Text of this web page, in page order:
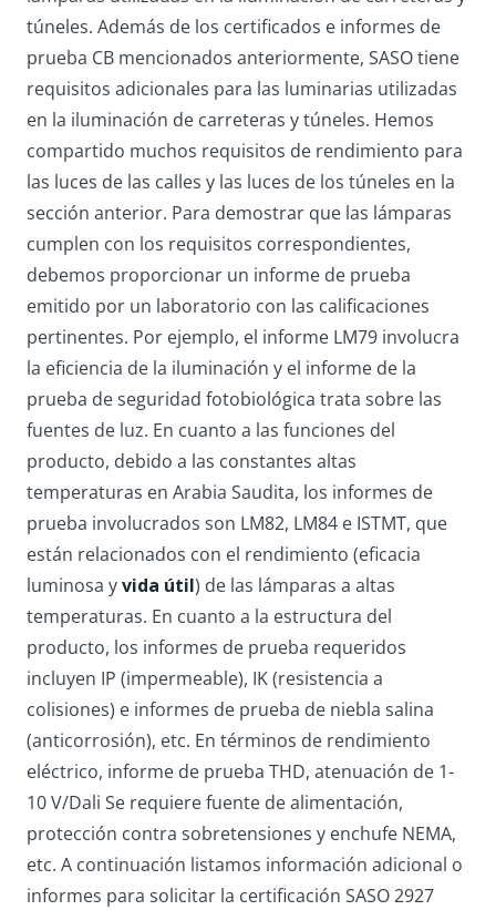
túneles. Además de los certificados e informes de
prueba CB mencionados anteriormente, SASO tiene
requisitos adicionales para las luminarias utilizadas
en la iluminación de carreteras y túneles. Hemos
compartido muchos requisitos de rendimiento para
las luces de las calles y las luces de los túneles en la
sección anterior. Para demostrar que las lámparas
cumplen con los requisitos correspondientes,
debemos proporcionar un informe de prueba
emitido por un laboratorio con las calificaciones
pertinentes. Por ejemplo, el informe LM79 involucra
la eficiencia de la iluminación y el informe de la
prueba de seguridad fotobiológica trata sobre las
fuentes de luz. En cuanto a las funciones del
producto, debido a las constantes altas
temperaturas en Arabia Saudita, los informes de
prueba involucrados son LM82, LM84 e ISTMT, que
están relacionados con el rendimiento (eficacia
luminosa yvida útil) de las lámparas a altas
temperaturas. En cuanto a la estructura del
producto, los informes de prueba requeridos
incluyen IP (impermeable), IK (resistencia a
colisiones) e informes de prueba de niebla salina
(anticorrosión), etc. En términos de rendimiento
eléctrico, informe de prueba THD, atenuación de 1-
10 V/Dali Se requiere fuente de alimentación,
protección contra sobretensiones y enchufe NEMA,
etc. A continuación listamos información adicional o
informes para solicitar la certificación SASO 2927